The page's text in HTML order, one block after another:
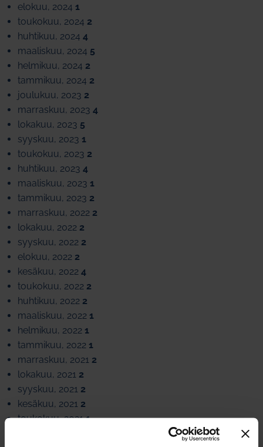
elokuu, 2024 1
toukokuu, 2024 2
huhtikuu, 2024 4
maaliskuu, 2024 5
helmikuu, 2024 2
tammikuu, 2024 2
joulukuu, 2023 2
marraskuu, 2023 4
lokakuu, 2023 5
syyskuu, 2023 1
toukokuu, 2023 2
huhtikuu, 2023 4
maaliskuu, 2023 1
tammikuu, 2023 2
marraskuu, 2022 2
lokakuu, 2022 2
syyskuu, 2022 2
elokuu, 2022 2
kesäkuu, 2022 4
toukokuu, 2022 2
huhtikuu, 2022 2
maaliskuu, 2022 1
helmikuu, 2022 1
tammikuu, 2022 1
marraskuu, 2021 2
lokakuu, 2021 2
syyskuu, 2021 2
kesäkuu, 2021 2
toukokuu, 20211